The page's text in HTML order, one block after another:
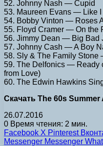
52. Johnny Nash — Cupid
53. Maureen Evans — Like I
54. Bobby Vinton — Roses
55. Floyd Cramer — On the
56. Jimmy Dean — Big Bad
57. Johnny Cash — A Boy
58. Sly & The Family
59. The Delfonics — Ready
from Love)
60. The Edwin Hawkins
Скачать The 60s Summer
26.07.2016
0 Время чтения: 2 мин.
Facebook X Pinterest
Messenger Messenger